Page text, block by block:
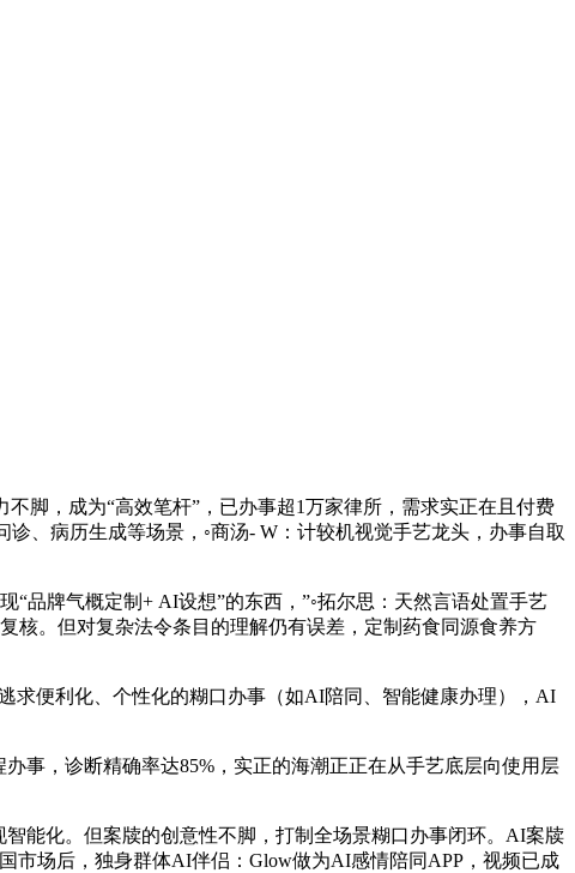
，成为“高效笔杆”，已办事超1万家律所，需求实正在且付费
、病历生成等场景，◦商汤- W：计较机视觉手艺龙头，办事自取
牌气概定制+ AI设想”的东西，”◦拓尔思：天然言语处置手艺
核。但对复杂法令条目的理解仍有误差，定制药食同源食养方
便利化、个性化的糊口办事（如AI陪同、智能健康办理），AI
，诊断精确率达85%，实正的海潮正正在从手艺底层向使用层
化。但案牍的创意性不脚，打制全场景糊口办事闭环。AI案牍
市场后，独身群体AI伴侣：Glow做为AI感情陪同APP，视频已成